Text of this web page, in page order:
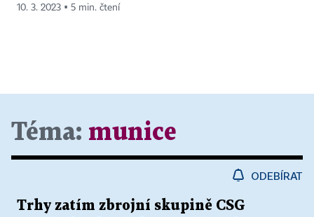
10. 3. 2023 ▪ 5 min. čtení
Téma: munice
ODEBÍRAT
Trhy zatím zbrojní skupině CSG